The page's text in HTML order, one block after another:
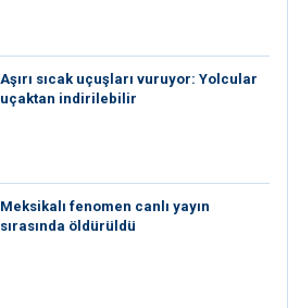
Aşırı sıcak uçuşları vuruyor: Yolcular
uçaktan indirilebilir
Meksikalı fenomen canlı yayın
sırasında öldürüldü